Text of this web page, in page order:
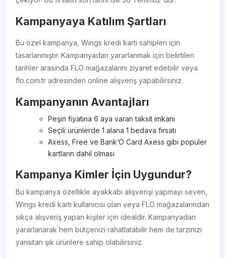
Kampanyaya Katılım Şartları
Bu özel kampanya, Wings kredi kartı sahipleri için
tasarlanmıştır. Kampanyadan yararlanmak için belirtilen
tarihler arasında FLO mağazalarını ziyaret edebilir veya
flo.com.tr adresinden online alışveriş yapabilirsiniz.
Kampanyanın Avantajları
Peşin fiyatına 6 aya varan taksit imkanı
Seçili ürünlerde 1 alana 1 bedava fırsatı
Axess, Free ve Bank’O Card Axess gibi popüler
kartların dahil olması
Kampanya Kimler İçin Uygundur?
Bu kampanya özellikle ayakkabı alışverişi yapmayı seven,
Wings kredi kartı kullanıcısı olan veya FLO mağazalarından
sıkça alışveriş yapan kişiler için idealdir. Kampanyadan
yararlanarak hem bütçenizi rahatlatabilir hem de tarzınızı
yansıtan şık ürünlere sahip olabilirsiniz.